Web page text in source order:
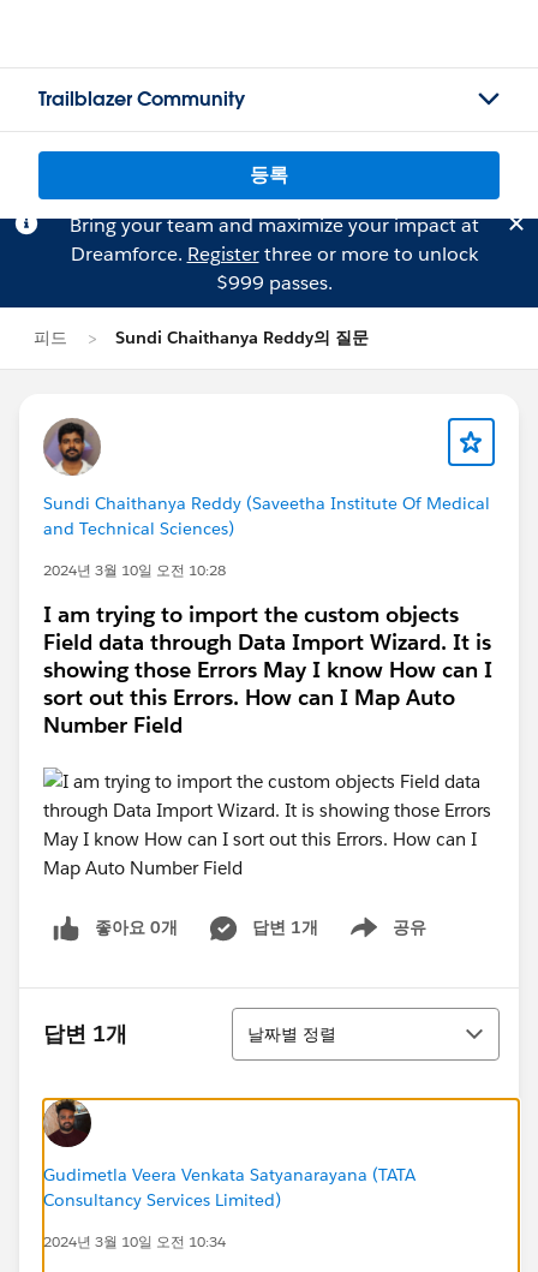
Trailblazer Community
등록
Bring your team and maximize your impact at
Dreamforce. Registerthree or more to unlock
$999 passes.
피드 Sundi Chaithanya Reddy의 질문
Sundi Chaithanya Reddy (Saveetha Institute Of Medical
and Technical Sciences)
2024년 3월 10일 오전 10:28
I am trying to import the custom objects
Field data through Data Import Wizard. It is
showing those Errors May I know How can I
sort out this Errors. How can I Map Auto
Number Field
좋아요 0개 답변 1개 공유
Show menu
답변 1개
정렬
날짜별 정렬
Gudimetla Veera Venkata Satyanarayana (TATA
Consultancy Services Limited)
2024년 3월 10일 오전 10:34